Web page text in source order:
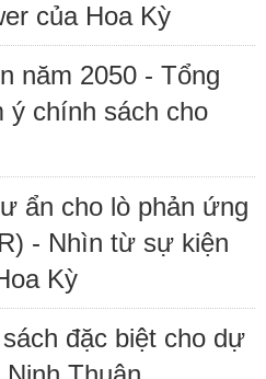
của Hoa Kỳ
năm 2050 - Tổng
ý chính sách cho
ẩn cho lò phản ứng
- Nhìn từ sự kiện
Kỳ
đặc biệt cho dự